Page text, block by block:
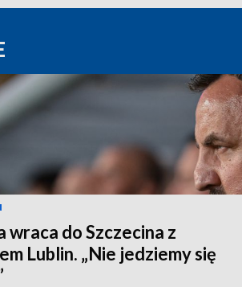
wraca do Szczecina z
Lublin. „Nie jedziemy się